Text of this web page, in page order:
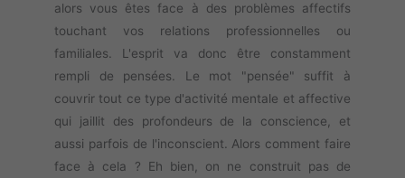
alors vous êtes face à des problèmes affectifs
touchant vos relations professionnelles ou
familiales. L'esprit va donc être constamment
rempli de pensées. Le mot "pensée" suffit à
couvrir tout ce type d'activité mentale et affective
qui jaillit des profondeurs de la conscience, et
aussi parfois de l'inconscient. Alors comment faire
face à cela ? Eh bien, on ne construit pas de